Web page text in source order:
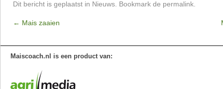
Dit bericht is geplaatst in Nieuws . Bookmark de permalink
← Mais zaaien
Maiscoach.nl is een product van: